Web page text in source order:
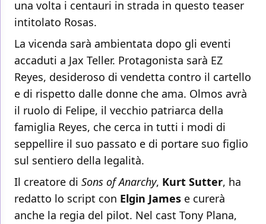
una volta i centauri in strada in questo teaser
intitolato Rosas.
La vicenda sarà ambientata dopo gli eventi
accaduti a Jax Teller. Protagonista sarà EZ
Reyes, desideroso di vendetta contro il cartello
e di rispetto dalle donne che ama. Olmos avrà
il ruolo di Felipe, il vecchio patriarca della
famiglia Reyes, che cerca in tutti i modi di
seppellire il suo passato e di portare suo figlio
sul sentiero della legalità.
Il creatore di Sons of Anarchy, Kurt Sutter, ha
redatto lo script con Elgin James e curerà
anche la regia del pilot. Nel cast Tony Plana,